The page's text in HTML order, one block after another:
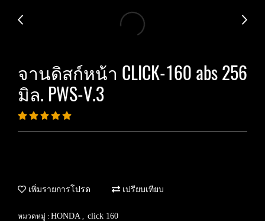
จานดิสก์หน้า CLICK-160 abs 256
มิล. PWS-V.3
เพิ่มรายการโปรด เปรียบเทียบ
หมวดหมู่ : HONDA , click 160